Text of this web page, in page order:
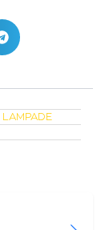
LAMPADE